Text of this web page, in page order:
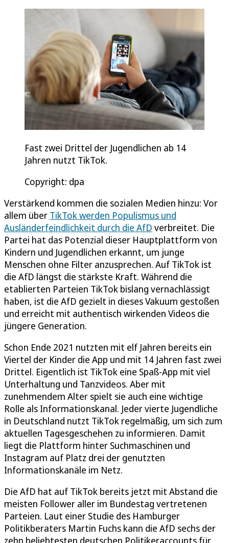
Fast zwei Drittel der Jugendlichen ab 14
Jahren nutzt TikTok.
Copyright: dpa
Verstärkend kommen die sozialen Medien hinzu: Vor
allem über TikTok werden Populismus und
Ausländerfeindlichkeit durch die AfD verbreitet. Die
Partei hat das Potenzial dieser Hauptplattform von
Kindern und Jugendlichen erkannt, um junge
Menschen ohne Filter anzusprechen. Auf TikTok ist
die AfD längst die stärkste Kraft. Während die
etablierten Parteien TikTok bislang vernachlässigt
haben, ist die AfD gezielt in dieses Vakuum gestoßen
und erreicht mit authentisch wirkenden Videos die
jüngere Generation.
Schon Ende 2021 nutzten mit elf Jahren bereits ein
Viertel der Kinder die App und mit 14 Jahren fast zwei
Drittel. Eigentlich ist TikTok eine Spaß-App mit viel
Unterhaltung und Tanzvideos. Aber mit
zunehmendem Alter spielt sie auch eine wichtige
Rolle als Informationskanal. Jeder vierte Jugendliche
in Deutschland nutzt TikTok regelmäßig, um sich zum
aktuellen Tagesgeschehen zu informieren. Damit
liegt die Plattform hinter Suchmaschinen und
Instagram auf Platz drei der genutzten
Informationskanäle im Netz.
Die AfD hat auf TikTok bereits jetzt mit Abstand die
meisten Follower aller im Bundestag vertretenen
Parteien. Laut einer Studie des Hamburger
Politikberaters Martin Fuchs kann die AfD sechs der